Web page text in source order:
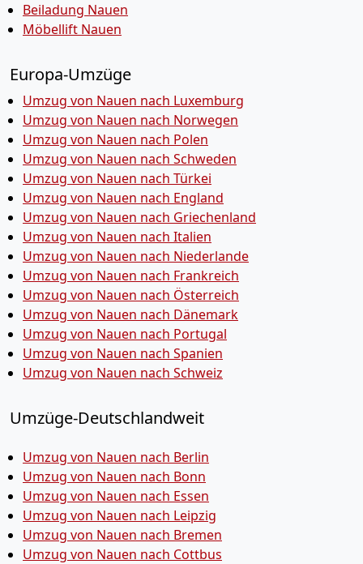
Beiladung Nauen
Möbellift Nauen
Europa-Umzüge
Umzug von Nauen nach Luxemburg
Umzug von Nauen nach Norwegen
Umzug von Nauen nach Polen
Umzug von Nauen nach Schweden
Umzug von Nauen nach Türkei
Umzug von Nauen nach England
Umzug von Nauen nach Griechenland
Umzug von Nauen nach Italien
Umzug von Nauen nach Niederlande
Umzug von Nauen nach Frankreich
Umzug von Nauen nach Österreich
Umzug von Nauen nach Dänemark
Umzug von Nauen nach Portugal
Umzug von Nauen nach Spanien
Umzug von Nauen nach Schweiz
Umzüge-Deutschlandweit
Umzug von Nauen nach Berlin
Umzug von Nauen nach Bonn
Umzug von Nauen nach Essen
Umzug von Nauen nach Leipzig
Umzug von Nauen nach Bremen
Umzug von Nauen nach Cottbus